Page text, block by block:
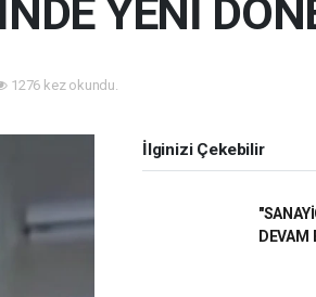
YENİ
1276 kez okundu.
İlginizi Çekebilir
DEVAM